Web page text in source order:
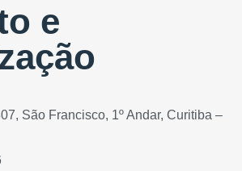
e
São Francisco, 1º Andar, Curitiba –